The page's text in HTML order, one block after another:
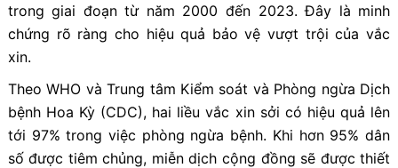
trong giai đoạn từ năm 2000 đến 2023. Đây là minh
chứng rõ ràng cho hiệu quả bảo vệ vượt trội của vắc
xin.
Theo WHO và Trung tâm Kiểm soát và Phòng ngừa Dịch
bệnh Hoa Kỳ (CDC), hai liều vắc xin sởi có hiệu quả lên
tới 97% trong việc phòng ngừa bệnh. Khi hơn 95% dân
số được tiêm chủng, miễn dịch cộng đồng sẽ được thiết